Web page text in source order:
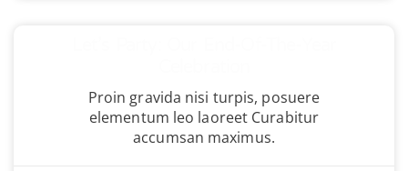
Proin gravida nisi turpis, posuere
elementum leo laoreet Curabitur
accumsan maximus.